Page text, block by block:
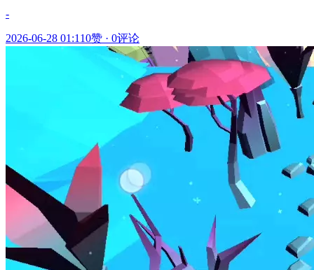
-
2026-06-28 01:110赞 · 0评论